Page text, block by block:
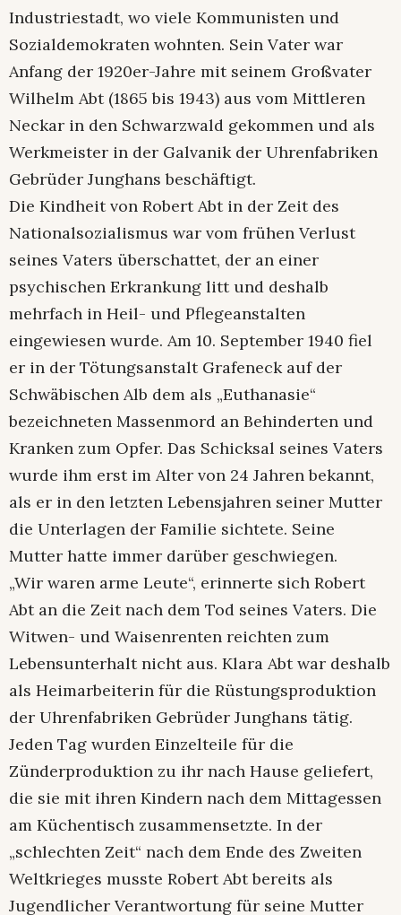
Industriestadt, wo viele Kommunisten und
Sozialdemokraten wohnten. Sein Vater war
Anfang der 1920er-Jahre mit seinem Großvater
Wilhelm Abt (1865 bis 1943) aus vom Mittleren
Neckar in den Schwarzwald gekommen und als
Werkmeister in der Galvanik der Uhrenfabriken
Gebrüder Junghans beschäftigt.
Die Kindheit von Robert Abt in der Zeit des
Nationalsozialismus war vom frühen Verlust
seines Vaters überschattet, der an einer
psychischen Erkrankung litt und deshalb
mehrfach in Heil- und Pflegeanstalten
eingewiesen wurde. Am 10. September 1940 fiel
er in der Tötungsanstalt Grafeneck auf der
Schwäbischen Alb dem als „Euthanasie“
bezeichneten Massenmord an Behinderten und
Kranken zum Opfer. Das Schicksal seines Vaters
wurde ihm erst im Alter von 24 Jahren bekannt,
als er in den letzten Lebensjahren seiner Mutter
die Unterlagen der Familie sichtete. Seine
Mutter hatte immer darüber geschwiegen.
„Wir waren arme Leute“, erinnerte sich Robert
Abt an die Zeit nach dem Tod seines Vaters. Die
Witwen- und Waisenrenten reichten zum
Lebensunterhalt nicht aus. Klara Abt war deshalb
als Heimarbeiterin für die Rüstungsproduktion
der Uhrenfabriken Gebrüder Junghans tätig.
Jeden Tag wurden Einzelteile für die
Zünderproduktion zu ihr nach Hause geliefert,
die sie mit ihren Kindern nach dem Mittagessen
am Küchentisch zusammensetzte. In der
„schlechten Zeit“ nach dem Ende des Zweiten
Weltkrieges musste Robert Abt bereits als
Jugendlicher Verantwortung für seine Mutter